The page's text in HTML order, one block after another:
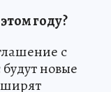
году?
с
новые